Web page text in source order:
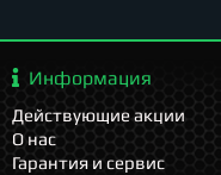
Информация
Действующие акции
О нас
Гарантия и сервис